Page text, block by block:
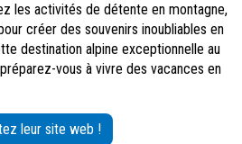
les activités de détente en montagne,
créer des souvenirs inoubliables en
destination alpine exceptionnelle au
vous à vivre des vacances en
leur site web !